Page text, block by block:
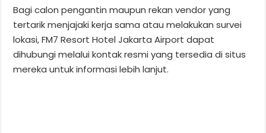
Bagi calon pengantin maupun rekan vendor yang
tertarik menjajaki kerja sama atau melakukan survei
lokasi, FM7 Resort Hotel Jakarta Airport dapat
dihubungi melalui kontak resmi yang tersedia di situs
mereka untuk informasi lebih lanjut.